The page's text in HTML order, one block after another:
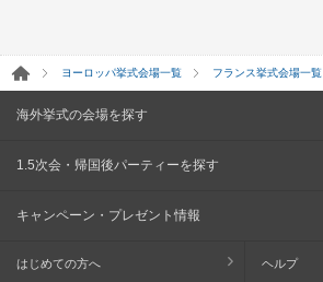
ヨーロッパ挙式会場一覧 フランス挙式会場一覧
海外挙式の会場を探す
1.5次会・帰国後パーティーを探す
キャンペーン・プレゼント情報
はじめての方へ ヘルプ